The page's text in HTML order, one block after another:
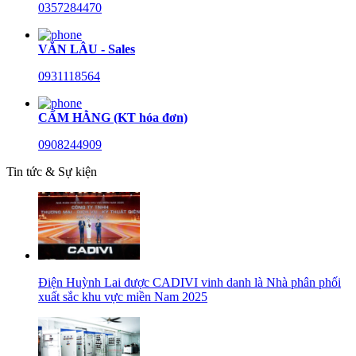
0357284470
VĂN LÂU - Sales
0931118564
CẨM HẰNG (KT hóa đơn)
0908244909
Tin tức & Sự kiện
Điện Huỳnh Lai được CADIVI vinh danh là Nhà phân phối
xuất sắc khu vực miền Nam 2025